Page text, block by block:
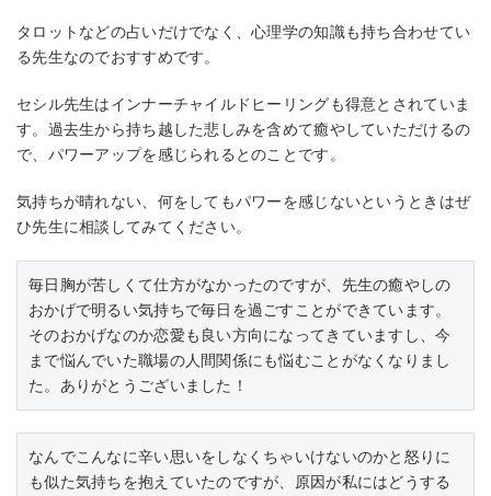
タロットなどの占いだけでなく、心理学の知識も持ち合わせてい
る先生なのでおすすめです。
セシル先生はインナーチャイルドヒーリングも得意とされていま
す。過去生から持ち越した悲しみを含めて癒やしていただけるの
で、パワーアップを感じられるとのことです。
気持ちが晴れない、何をしてもパワーを感じないというときはぜ
ひ先生に相談してみてください。
毎日胸が苦しくて仕方がなかったのですが、先生の癒やしの
おかげで明るい気持ちで毎日を過ごすことができています。
そのおかげなのか恋愛も良い方向になってきていますし、今
まで悩んでいた職場の人間関係にも悩むことがなくなりまし
た。ありがとうございました！
なんでこんなに辛い思いをしなくちゃいけないのかと怒りに
も似た気持ちを抱えていたのですが、原因が私にはどうする